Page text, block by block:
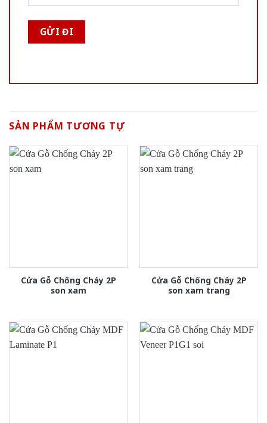
SẢN PHẨM TƯƠNG TỰ
Cửa Gỗ Chống Cháy 2P
son xam
Cửa Gỗ Chống Cháy 2P
son xam trang